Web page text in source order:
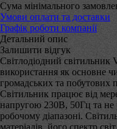
Сума мінімального
Умови оплати та доставки
Графік роботи компанії
Детальний опис
Залишити відгук
Світлодіодний світильник
використання як основне
громадських та побутових
Світильник працює від
напругою 230В, 50Гц та не
робочому діапазоні.
матеріалів, його спектр